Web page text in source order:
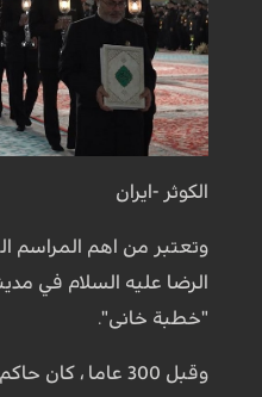
الكوثر -ايران
وتعتبر من اهم المراسم
الرضا عليه السلام في
"خطبة خانى".
وقبل 300 عاما ،